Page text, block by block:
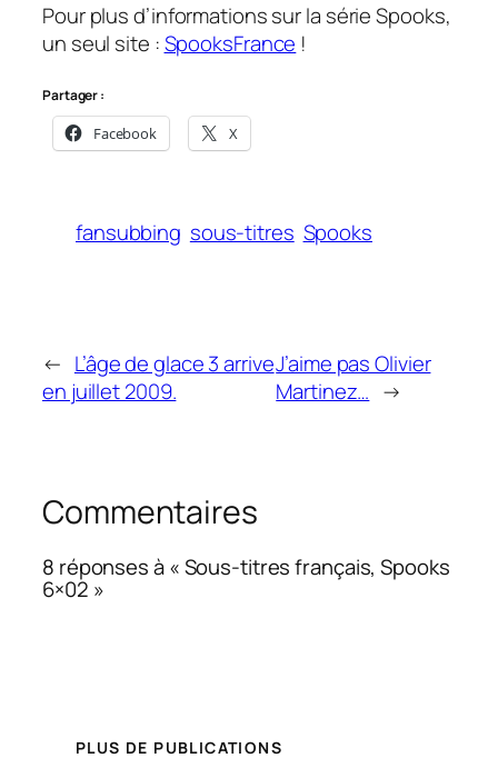
Pour plus d’informations sur la série Spooks,
un seul site :SpooksFrance !
Partager :
Facebook X
fansubbing sous-titres Spooks
← L’âge de glace 3 arrive
en juillet 2009.
J’aime pas Olivier
Martinez… →
Commentaires
8 réponses à « Sous-titres français, Spooks
6×02 »
PLUS DE PUBLICATIONS